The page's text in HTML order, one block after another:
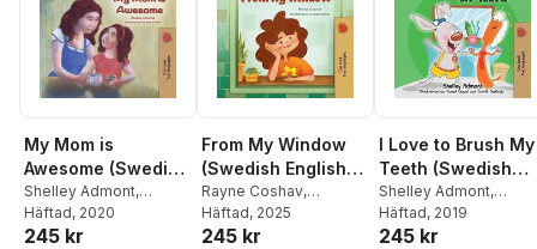
My Mom is
Awesome (Swedish
English Bilingual
Book for Kids)
Shelley Admont,
Kidkiddos Books
Häftad, 2020
245 kr
From My Window
(Swedish English
Bilingual Kids Book)
Rayne Coshav,
Kidkiddos Books
Häftad, 2025
245 kr
I Love to Brush My
Teeth (Swedish
English Bilingual
book)
Shelley Admont,
Kidkiddos Books
Häftad, 2019
245 kr